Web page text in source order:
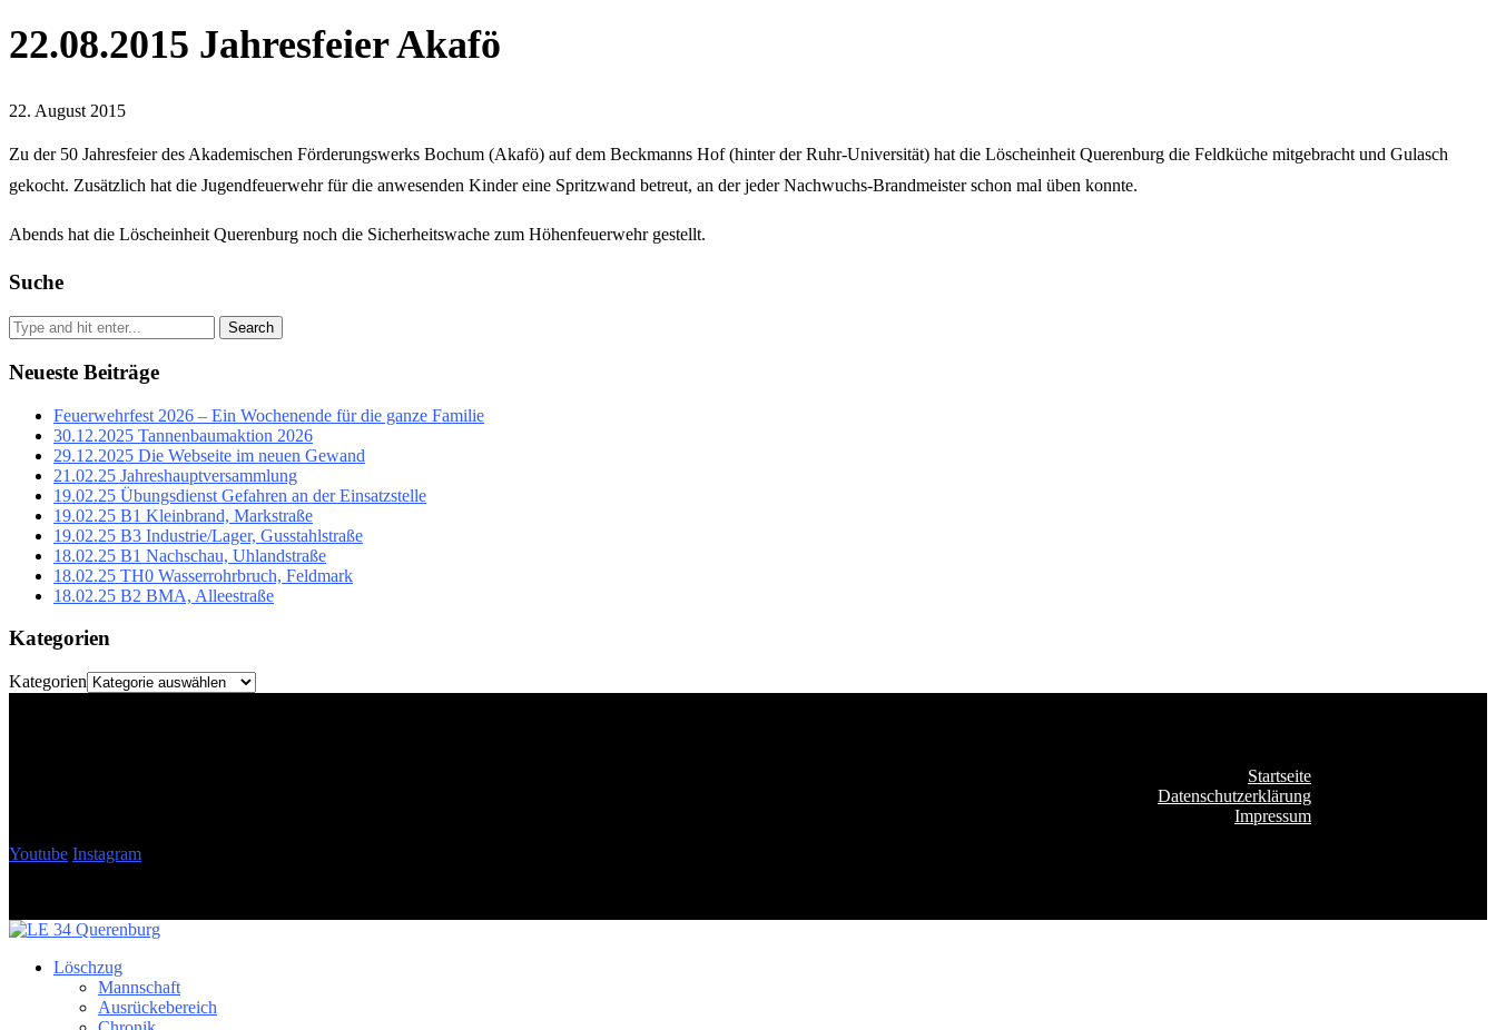
22.08.2015 Jahresfeier Akafö
22. August 2015
Zu der 50 Jahresfeier des Akademischen Förderungswerks Bochum (Akafö) auf dem Beckmanns Hof (hinter der Ruhr-Universität) hat die Löscheinheit Querenburg die Feldküche mitgebracht und Gulasch
gekocht. Zusätzlich hat die Jugendfeuerwehr für die anwesenden Kinder eine Spritzwand betreut, an der jeder Nachwuchs-Brandmeister schon mal üben konnte.
Abends hat die Löscheinheit Querenburg noch die Sicherheitswache zum Höhenfeuerwehr gestellt.
Suche
Search
Neueste Beiträge
Feuerwehrfest 2026 – Ein Wochenende für die ganze Familie
30.12.2025 Tannenbaumaktion 2026
29.12.2025 Die Webseite im neuen Gewand
21.02.25 Jahreshauptversammlung
19.02.25 Übungsdienst Gefahren an der Einsatzstelle
19.02.25 B1 Kleinbrand, Markstraße
19.02.25 B3 Industrie/Lager, Gusstahlstraße
18.02.25 B1 Nachschau, Uhlandstraße
18.02.25 TH0 Wasserrohrbruch, Feldmark
18.02.25 B2 BMA, Alleestraße
Kategorien
Kategorien
Startseite
Datenschutzerklärung
Impressum
Youtube Instagram
Löschzug
Mannschaft
Ausrückebereich